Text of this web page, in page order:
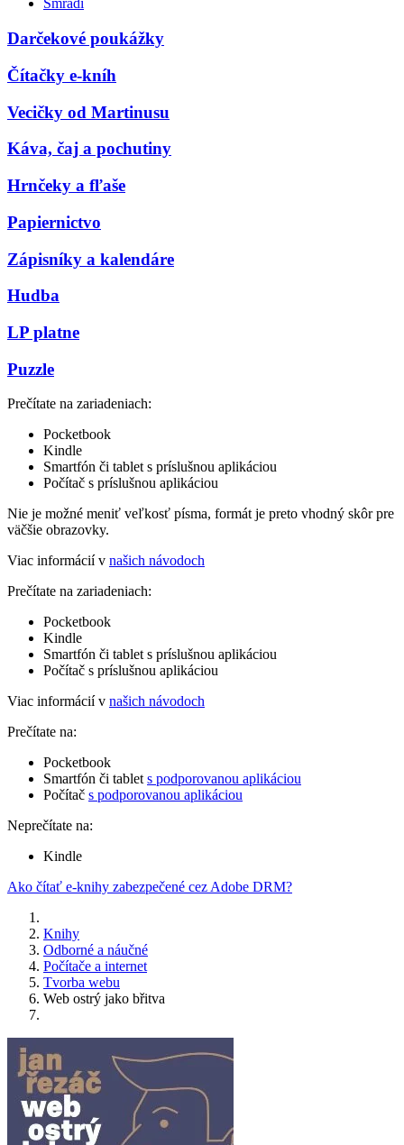
Smradi
Darčekové poukážky
Čítačky e-kníh
Vecičky od Martinusu
Káva, čaj a pochutiny
Hrnčeky a fľaše
Papiernictvo
Zápisníky a kalendáre
Hudba
LP platne
Puzzle
Prečítate na zariadeniach:
Pocketbook
Kindle
Smartfón či tablet s príslušnou aplikáciou
Počítač s príslušnou aplikáciou
Nie je možné meniť veľkosť písma, formát je preto vhodný skôr pre
väčšie obrazovky.
Viac informácií v našich návodoch
Prečítate na zariadeniach:
Pocketbook
Kindle
Smartfón či tablet s príslušnou aplikáciou
Počítač s príslušnou aplikáciou
Viac informácií v našich návodoch
Prečítate na:
Pocketbook
Smartfón či tablet s podporovanou aplikáciou
Počítač s podporovanou aplikáciou
Neprečítate na:
Kindle
Ako čítať e-knihy zabezpečené cez Adobe DRM?
Knihy
Odborné a náučné
Počítače a internet
Tvorba webu
Web ostrý jako břitva